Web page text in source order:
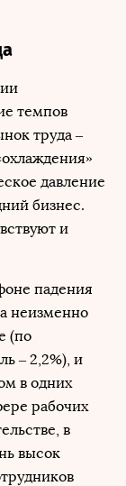
темпов
труда –
давление
бизнес.
и
падения
неизменно
(по
– 2,2%), и
в одних
рабочих
в
высок